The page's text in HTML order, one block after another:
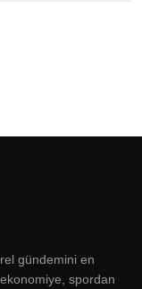
gündemini en
spordan